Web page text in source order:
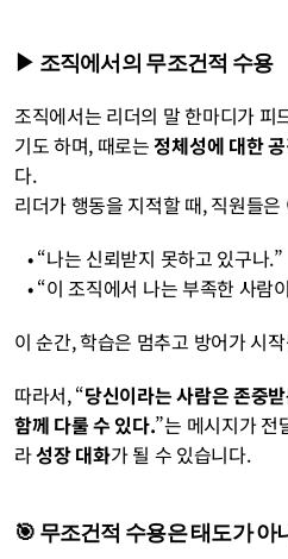
▶︎ 조직에서의 무조건적 수용
조직에서는 리더의 말 한마디가 피
기도 하며, 때로는 정체성에 대한
다.
리더가 행동을 지적할 때, 직원들
   • “나는 신뢰받지 못하고 있구나.”
• “이 조직에서 나는 부족한 사람
이 순간, 학습은 멈추고 방어가 시
따라서, “당신이라는 사람은 존중
함께 다룰 수 있다.”는 메시지가 전
라 성장 대화가 될 수 있습니다.
🎯 무조건적 수용은 태도가 아